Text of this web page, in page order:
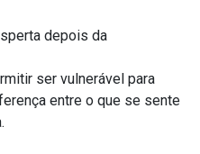
depois da
ser vulnerável para
entre o que se sente